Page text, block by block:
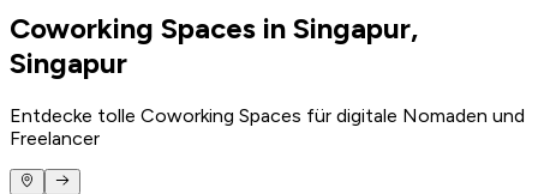
Coworking Spaces in Singapur,
Singapur
Entdecke tolle Coworking Spaces für digitale Nomaden und
Freelancer